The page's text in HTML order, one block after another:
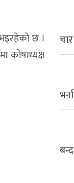
छ ।
कोषाध्यक्ष
बन्द